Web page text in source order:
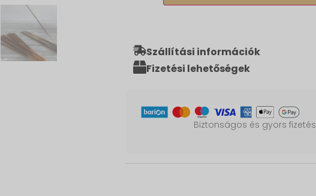
Szállítási információk
Fizetési lehetőségek
Biztonságos és gyors fizetés